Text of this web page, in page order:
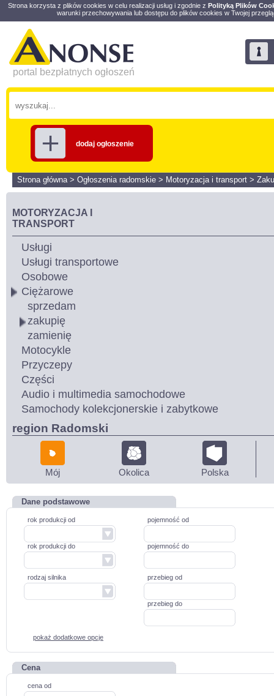
Strona korzysta z plików cookies w celu realizacji usług i zgodnie z Polityką Plików
warunki przechowywania lub dostępu do plików cookies w Twojej
portal bezpłatnych ogłoszeń
dodaj ogłoszenie
Strona główna> Ogłoszenia radomskie > Motoryzacja i transport >
MOTORYZACJA I
TRANSPORT
Usługi
Usługi transportowe
Osobowe
Ciężarowe
sprzedam
zakupię
zamienię
Motocykle
Przyczepy
Części
Audio i multimedia samochodowe
Samochody kolekcjonerskie i zabytkowe
region Radomski
Mój Okolica Polska
Dane podstawowe
rok produkcji od
rok produkcji do
pojemność od
pojemność do
rodzaj silnika przebieg od
przebieg do
pokaż dodatkowe opcje
Cena
cena od